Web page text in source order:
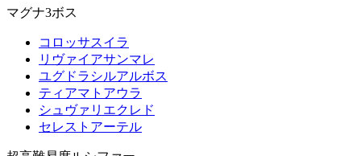
マグナ3ボス
コロッサスイラ
リヴァイアサンマレ
ユグドラシルアルボス
ティアマトアウラ
シュヴァリエクレド
セレストアーテル